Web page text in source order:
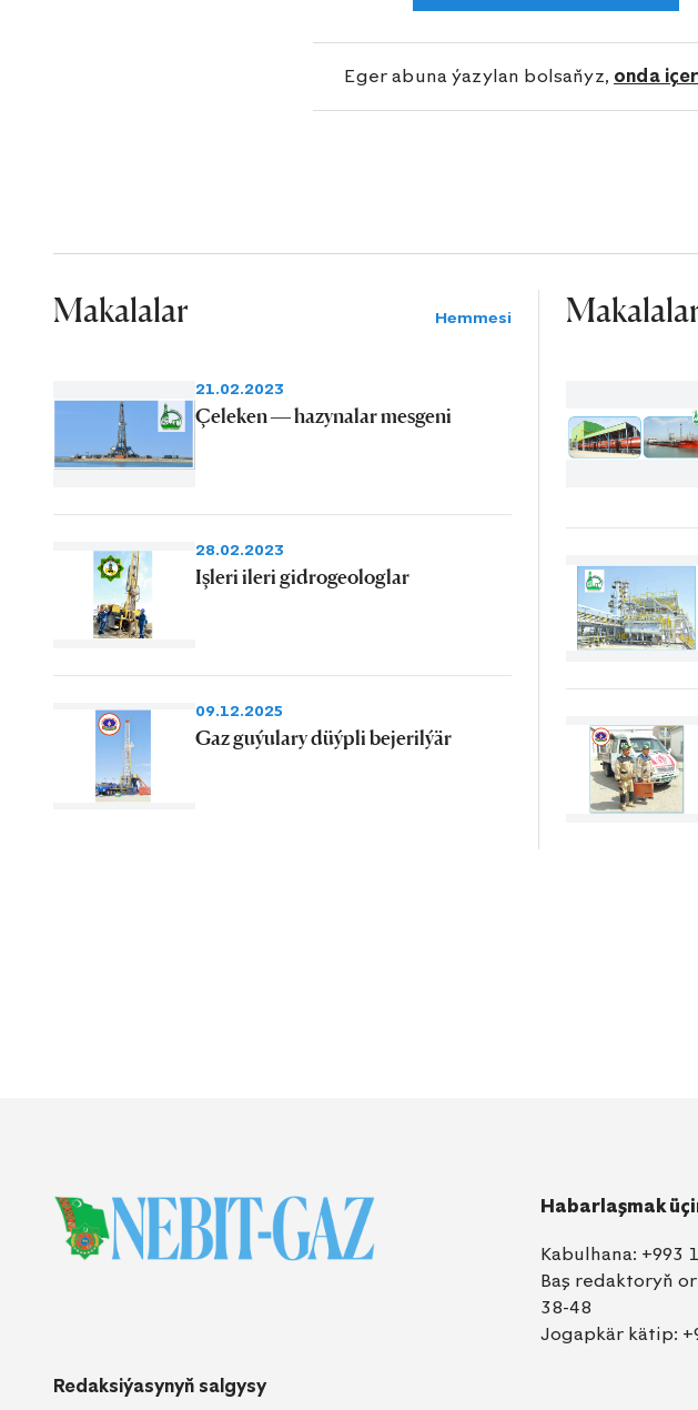
Eger abuna ýazylan bolsaňyz, onda
Makalalar Hemmesi
21.02.2023
Çeleken — hazynalar mesgeni
28.02.2023
Işleri ileri gidrogeologlar
09.12.2025
Gaz guýulary düýpli bejerilýär
Redaksiýasynyň salgysy
Habarlaşmak
Kabulhana: +993
Baş redaktoryň
38-48
Jogapkär kätip: